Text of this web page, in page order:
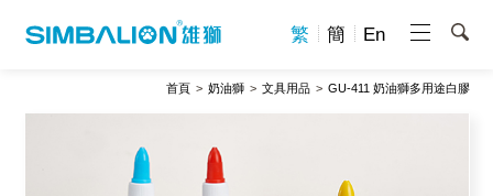
繁 簡 En
首頁 奶油獅 文具用品 GU-411 奶油獅多用途白膠